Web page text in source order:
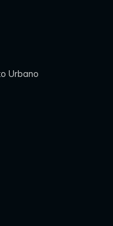
Urbano